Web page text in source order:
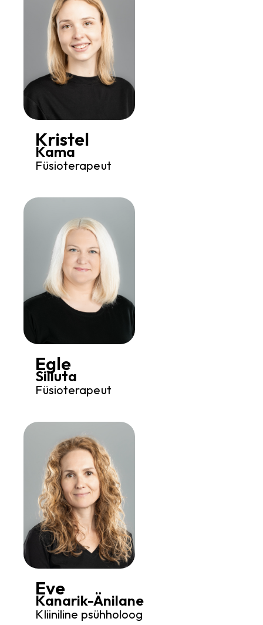
Kristel
Kama
Füsioterapeut
Egle
Silluta
Füsioterapeut
Eve
Kanarik-Änilane
Kliiniline psühholoog